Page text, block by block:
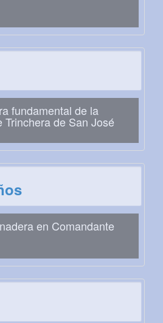
fundamental de la
Trinchera de San José
en Comandante